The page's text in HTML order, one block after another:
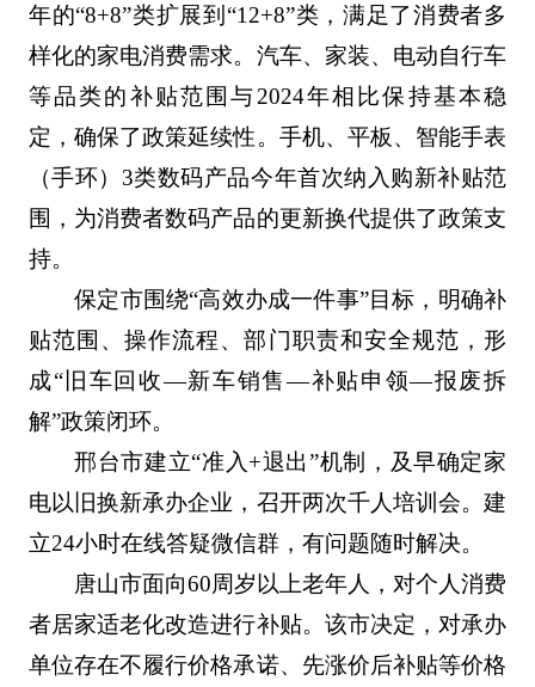
年的“8+8”类扩展到“12+8”类，满足了消费者多
样化的家电消费需求。汽车、家装、电动自行车
等品类的补贴范围与2024年相比保持基本稳
定，确保了政策延续性。手机、平板、智能手表
（手环）3类数码产品今年首次纳入购新补贴范
围，为消费者数码产品的更新换代提供了政策支
持。
保定市围绕“高效办成一件事”目标，明确补
贴范围、操作流程、部门职责和安全规范，形
成“旧车回收—新车销售—补贴申领—报废拆
解”政策闭环。
邢台市建立“准入+退出”机制，及早确定家
电以旧换新承办企业，召开两次千人培训会。建
立24小时在线答疑微信群，有问题随时解决。
唐山市面向60周岁以上老年人，对个人消费
者居家适老化改造进行补贴。该市决定，对承办
单位存在不履行价格承诺、先涨价后补贴等价格